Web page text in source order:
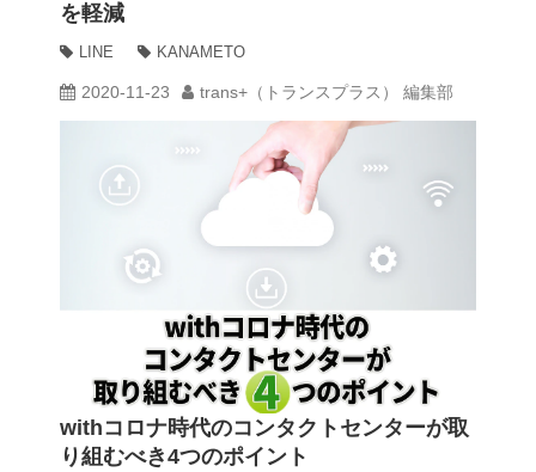
を軽減
LINE KANAMETO
2020-11-23 trans+（トランスプラス） 編集部
withコロナ時代のコンタクトセンターが取
り組むべき4つのポイント